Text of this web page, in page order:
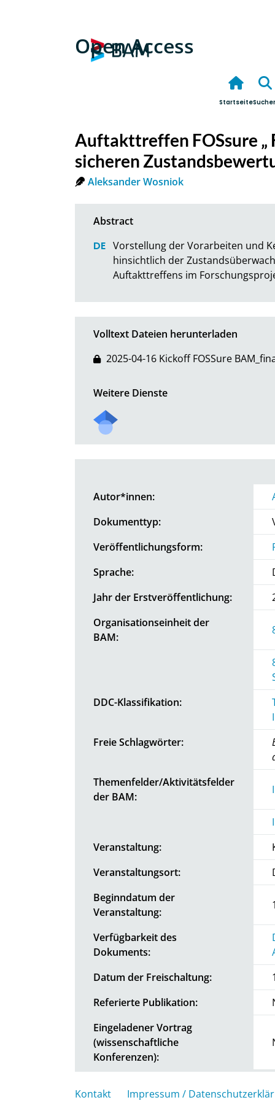
Open Access
Startseite
Auftakttreffen FOSsure „
sicheren
Aleksander Wosniok
Vorstellung der Vorarbeiten und
hinsichtlich der
Auftakttreffens im
Volltext Dateien herunterladen
2025-04-16 Kickoff FOSSure
Weitere Dienste
Autor*innen:
Dokumenttyp:
Veröffentlichungsform:
Sprache:
Jahr der Erstveröffentlichung:
Organisationseinheit der
BAM:
DDC-Klassifikation:
Freie Schlagwörter:
Themenfelder/Aktivitätsfelder
der BAM:
Veranstaltung:
Veranstaltungsort:
Beginndatum der
Veranstaltung:
Verfügbarkeit des
Dokuments:
Datum der Freischaltung:
Referierte Publikation:
Eingeladener Vortrag
(wissenschaftliche
Konferenzen):
Kontakt Impressum /